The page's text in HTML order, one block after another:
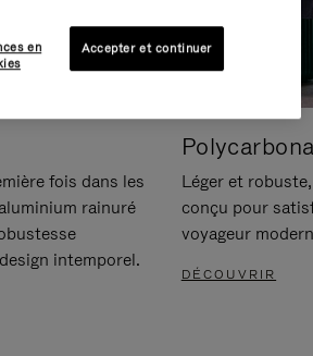
fois dans les
rainuré
intemporel.
Léger et
conçu pour
voyageur
DÉCOUVRIR
en
Accepter et continuer